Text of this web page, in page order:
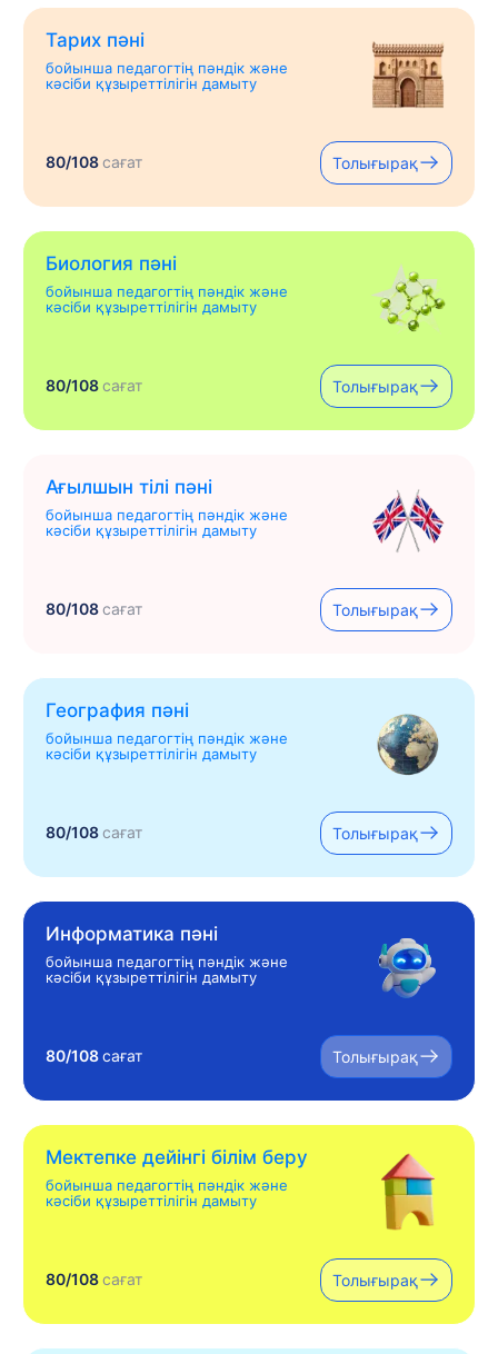
Тарих пәні
бойынша педагогтің пәндік және
кәсіби құзыреттілігін дамыту
80/108сағат Толығырақ
Биология пәні
бойынша педагогтің пәндік және
кәсіби құзыреттілігін дамыту
80/108сағат Толығырақ
Ағылшын тілі пәні
бойынша педагогтің пәндік және
кәсіби құзыреттілігін дамыту
80/108сағат Толығырақ
География пәні
бойынша педагогтің пәндік және
кәсіби құзыреттілігін дамыту
80/108сағат Толығырақ
Информатика пәні
бойынша педагогтің пәндік және
кәсіби құзыреттілігін дамыту
80/108сағат Толығырақ
Мектепке дейінгі білім беру
бойынша педагогтің пәндік және
кәсіби құзыреттілігін дамыту
80/108сағат Толығырақ